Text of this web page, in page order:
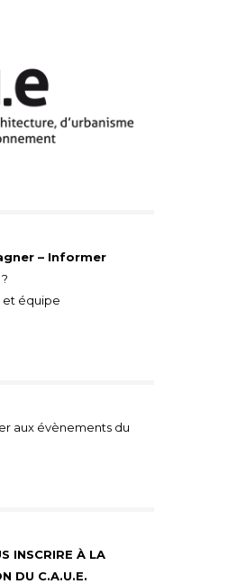
– Informer
et équipe
aux évènements du
INSCRIRE À LA
DU C.A.U.E.